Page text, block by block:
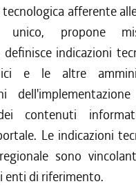
afferente
unico, propone
definisce indicazioni
e le altre
contenuti
Le indicazioni
sono
enti di riferimento.